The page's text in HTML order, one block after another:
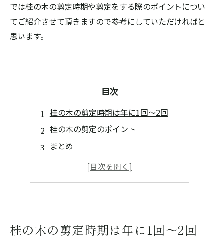
では桂の木の剪定時期や剪定をする際のポイントについ
てご紹介させて頂きますので参考にしていただければと
思います。
目次
桂の木の剪定時期は年に1回～2回
桂の木の剪定のポイント
まとめ
桂の木の剪定なら「佐野造園」まで
桂の木の剪定時期は年に1回～2回